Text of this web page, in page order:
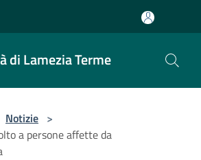
di Lamezia Terme
Notizie >
a persone affette da